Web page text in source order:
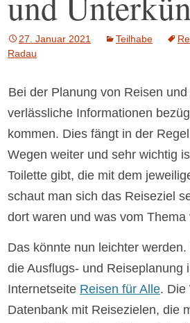
Handbikes und
Vorspannbikes
Suche in den
Inseraten
27. Januar 2021 Teilhabe
Radau
Bei der Planung von Reisen
verlässliche Informationen
kommen. Dies fängt in der
Wegen weiter und sehr wichtig
Toilette gibt, die mit dem
schaut man sich das Reiseziel
dort waren und was vom Thema
Das könnte nun leichter
die Ausflugs- und Reiseplanung
Internetseite Reisen für Alle. Die
Datenbank mit Reisezielen, die